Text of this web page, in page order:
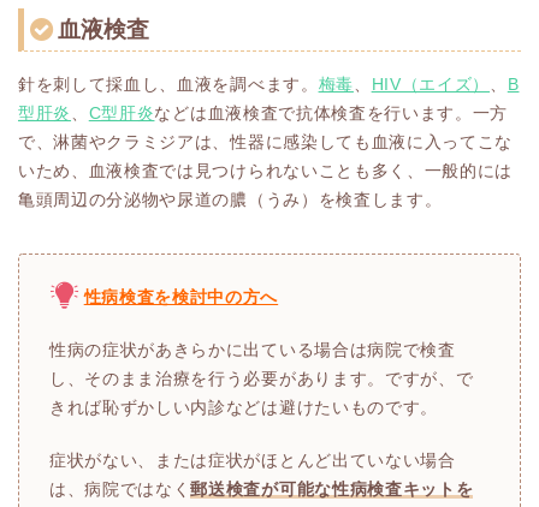
血液検査
針を刺して採血し、血液を調べます。 梅毒 HIV（エイズ）
B
型肝炎
C型肝炎などは血液検査で抗体検査を行います。一方
で、淋菌やクラミジアは、性器に感染しても血液に入ってこな
いため、血液検査では見つけられないことも多く、一般的には
亀頭周辺の分泌物や尿道の膿（うみ）を検査します。
性病検査を検討中の方へ
性病の症状があきらかに出ている場合は病院で検査
し、そのまま治療を行う必要があります。ですが、で
きれば恥ずかしい内診などは避けたいものです。
症状がない、または症状がほとんど出ていない場合
は、病院ではなく郵送検査が可能な性病検査キットを